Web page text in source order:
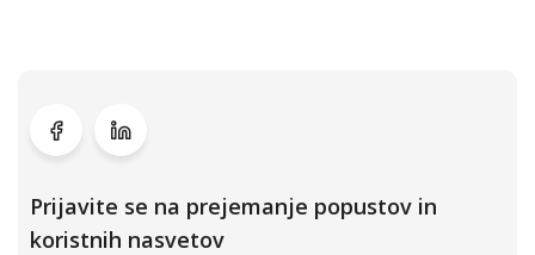
Prijavite se na prejemanje popustov in
koristnih nasvetov